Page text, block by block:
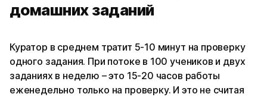
домашних заданий
Куратор в среднем тратит 5-10 минут на проверку
одного задания. При потоке в 100 учеников и двух
заданиях в неделю – это 15-20 часов работы
еженедельно только на проверку. И это не считая